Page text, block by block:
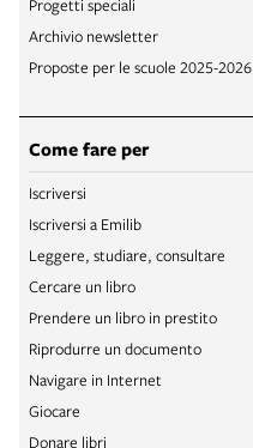
Progetti speciali
Archivio newsletter
Proposte per le scuole 2025-2026
Come fare per
Iscriversi
Iscriversi a Emilib
Leggere, studiare, consultare
Cercare un libro
Prendere un libro in prestito
Riprodurre un documento
Navigare in Internet
Giocare
Donare libri